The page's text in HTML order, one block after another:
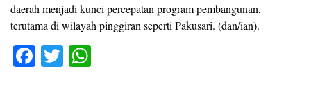
daerah menjadi kunci percepatan program pembangunan,
terutama di wilayah pinggiran seperti Pakusari. (dan/ian).
F
T